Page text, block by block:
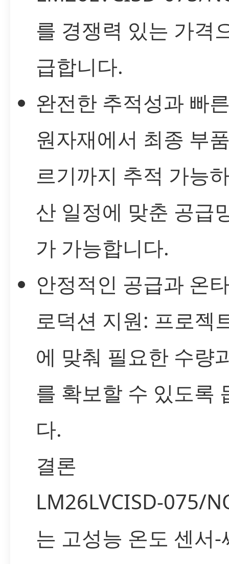
를 경쟁력 있는 가격
급합니다.
완전한 추적성과 빠
원자재에서 최종 부
르기까지 추적 가능
산 일정에 맞춘 공급
가 가능합니다.
안정적인 공급과 온
로덕션 지원: 프로젝
에 맞춰 필요한 수량
를 확보할 수 있도록
다.
결론
LM26LVCISD-075/
는 고성능 온도 센서-